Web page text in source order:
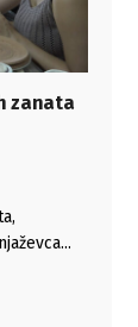
zanata